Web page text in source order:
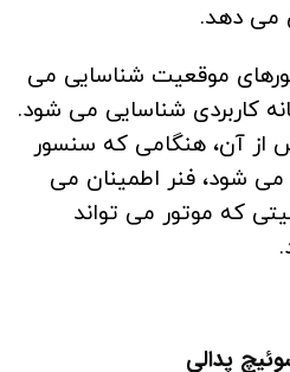
می دهد.
موقعیت شناسایی می
کاربردی شناسایی می شود.
آن، هنگامی که سنسور
شود، فنر اطمینان می
که موتور می تواند
پدالی